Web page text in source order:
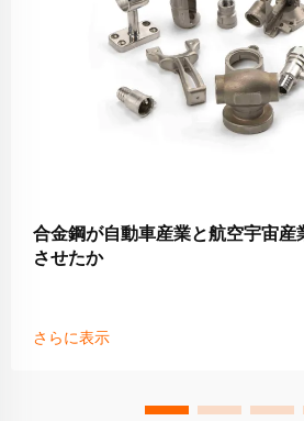
合金鋼が自動車産業と航空宇宙産
させたか
さらに表示